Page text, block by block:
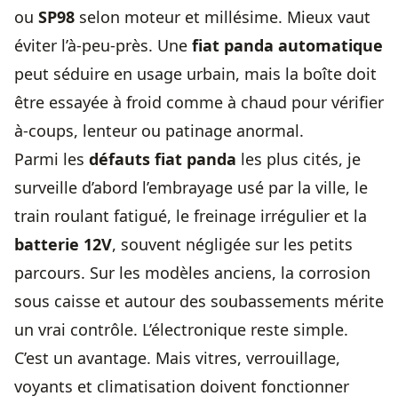
ou SP98 selon moteur et millésime. Mieux vaut
éviter l’à-peu-près. Une fiat panda automatique
peut séduire en usage urbain, mais la boîte doit
être essayée à froid comme à chaud pour vérifier
à-coups, lenteur ou patinage anormal.
Parmi les défauts fiat panda les plus cités, je
surveille d’abord l’embrayage usé par la ville, le
train roulant fatigué, le freinage irrégulier et la
batterie 12V, souvent négligée sur les petits
parcours. Sur les modèles anciens, la corrosion
sous caisse et autour des soubassements mérite
un vrai contrôle. L’électronique reste simple.
C’est un avantage. Mais vitres, verrouillage,
voyants et climatisation doivent fonctionner